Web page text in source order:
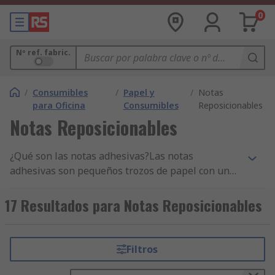
0
Nº ref. fabric.
/ Consumibles
para Oficina
/ Papel y
Consumibles
/ Notas
Reposicionables
Notas Reposicionables
¿Qué son las notas adhesivas?Las notas
adhesivas son pequeños trozos de papel con una
dejar notas y recordatorios. No se trata de un
adhesivo permanente, sino que está hecho
superficies. Esto significa que, con un poco de
presión, la nota se puede adherir o quitar para
17 Resultados para Notas Reposicionables
Filtros